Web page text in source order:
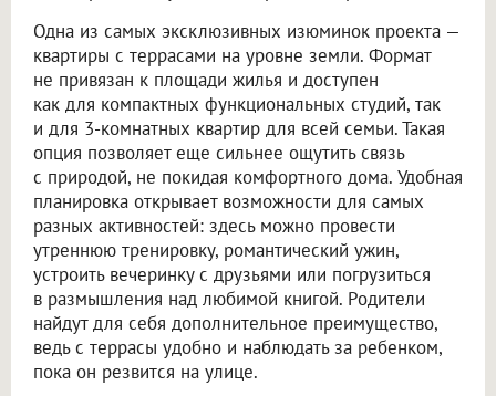
Одна из самых эксклюзивных изюминок проекта —
квартиры с террасами на уровне земли. Формат
не привязан к площади жилья и доступен
как для компактных функциональных студий, так
и для 3-комнатных квартир для всей семьи. Такая
опция позволяет еще сильнее ощутить связь
с природой, не покидая комфортного дома. Удобная
планировка открывает возможности для самых
разных активностей: здесь можно провести
утреннюю тренировку, романтический ужин,
устроить вечеринку с друзьями или погрузиться
в размышления над любимой книгой. Родители
найдут для себя дополнительное преимущество,
ведь с террасы удобно и наблюдать за ребенком,
пока он резвится на улице.